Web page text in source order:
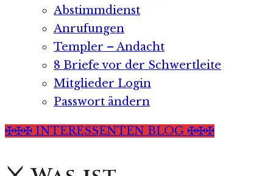
Abstimmdienst
Anrufungen
Templer – Andacht
8 Briefe vor der Schwertleite
Mitglieder Login
Passwort ändern
✠✠✠ INTERESSENTEN BLOG ✠✠✠